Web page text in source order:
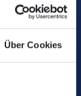
Über Cookies
den